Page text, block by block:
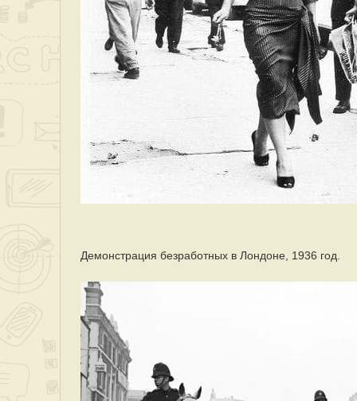
Демонстрация безработных в Лондоне, 1936 год.